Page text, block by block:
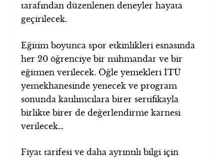
tarafından düzenlenen deneyler hayata
geçirilecek.
Eğitim boyunca spor etkinlikleri esnasında
her 20 öğrenciye bir mihmandar ve bir
eğitmen verilecek. Öğle yemekleri İTÜ
yemekhanesinde yenecek ve program
sonunda katılımcılara birer sertifikayla
birlikte birer de değerlendirme karnesi
verilecek…
Fiyat tarifesi ve daha ayrıntılı bilgi için